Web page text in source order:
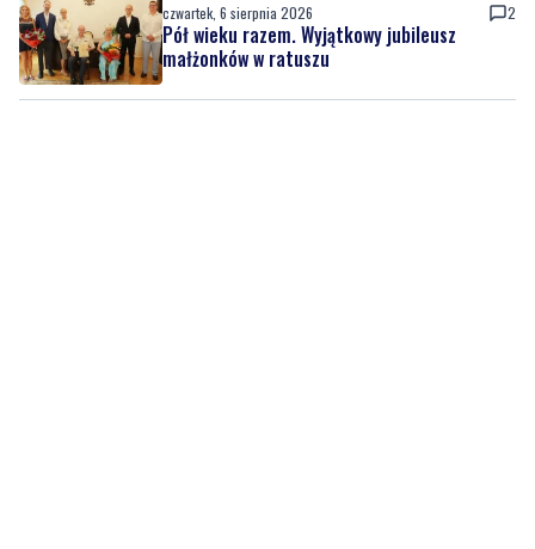
czwartek, 6 sierpnia 2026 2
Pół wieku razem. Wyjątkowy jubileusz
małżonków w ratuszu